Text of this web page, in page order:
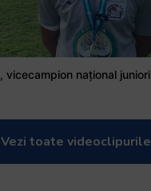
Vezi toate videoclipurile